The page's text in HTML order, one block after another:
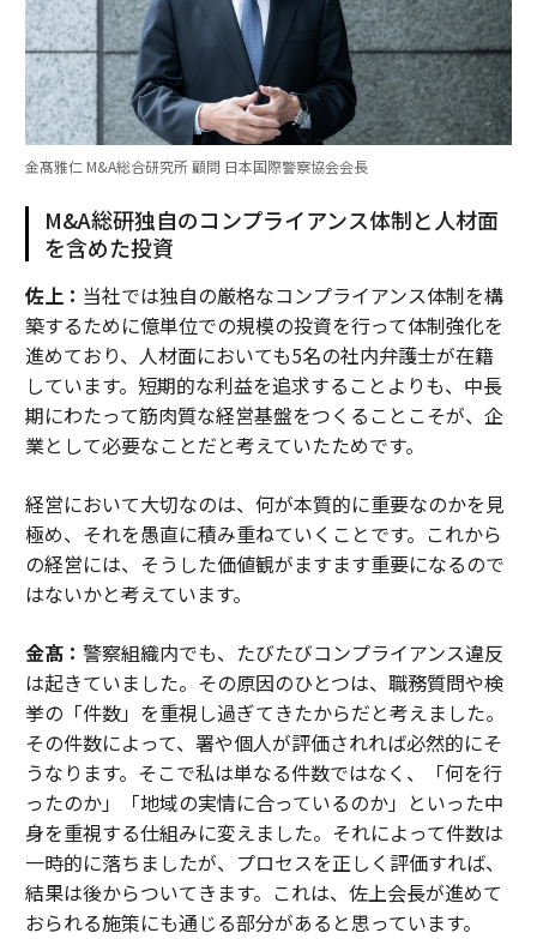
金髙雅仁 M&A総合研究所 顧問 日本国際警察協会会長
M&A総研独自のコンプライアンス体制と人材面
を含めた投資
佐上： 当社では独自の厳格なコンプライアンス体制を構
築するために億単位での規模の投資を行って体制強化を
進めており、人材面においても5名の社内弁護士が在籍
しています。短期的な利益を追求することよりも、中長
期にわたって筋肉質な経営基盤をつくることこそが、企
業として必要なことだと考えていたためです。
経営において大切なのは、何が本質的に重要なのかを見
極め、それを愚直に積み重ねていくことです。これから
の経営には、そうした価値観がますます重要になるので
はないかと考えています。
金髙： 警察組織内でも、たびたびコンプライアンス違反
は起きていました。その原因のひとつは、職務質問や検
挙の「件数」を重視し過ぎてきたからだと考えました。
その件数によって、署や個人が評価されれば必然的にそ
うなります。そこで私は単なる件数ではなく、「何を行
ったのか」「地域の実情に合っているのか」といった中
身を重視する仕組みに変えました。それによって件数は
一時的に落ちましたが、プロセスを正しく評価すれば、
結果は後からついてきます。これは、佐上会長が進めて
おられる施策にも通じる部分があると思っています。